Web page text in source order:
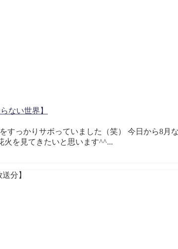
ない世界】
すっかりサボっていました（笑） 今日から8月
火を見てきたいと思います^^...